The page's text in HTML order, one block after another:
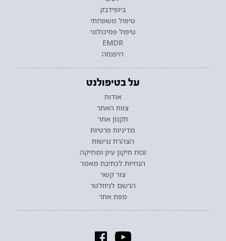
ביופידבק
טיפול משפחתי
טיפול פסיכולוגי
EMDR
היפנוזה
על בטיפולנט
אודות
צוות האתר
תקנון אתר
מדיניות פרטיות
הצהרת נגישות
זכות תיקון עיון ומחיקה
הנחיות לכתיבת מאמר
צור קשר
הרשם לניוזלטר
מפת אתר